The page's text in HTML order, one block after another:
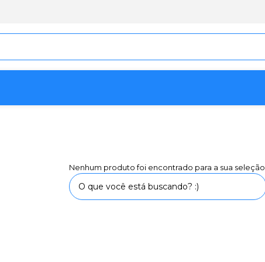
Nenhum produto foi encontrado para a sua seleção.